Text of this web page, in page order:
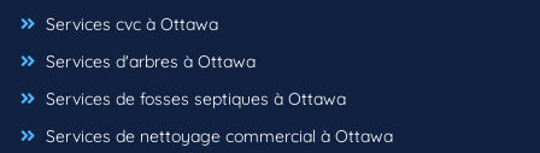
Services cvc à Ottawa
Services d'arbres à Ottawa
Services de fosses septiques à Ottawa
Services de nettoyage commercial à Ottawa